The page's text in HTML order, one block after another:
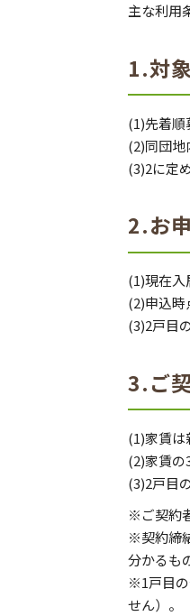
主な利用
1.対
(1)先着順
(2)同団地
(3)2に定
2.お
(1)現在入
(2)申込時
(3)2戸目
3.ご
(1)家賃は
(2)家賃の
(3)2戸目
※ご契約
※契約締
分かるも
※1戸目の
せん）。